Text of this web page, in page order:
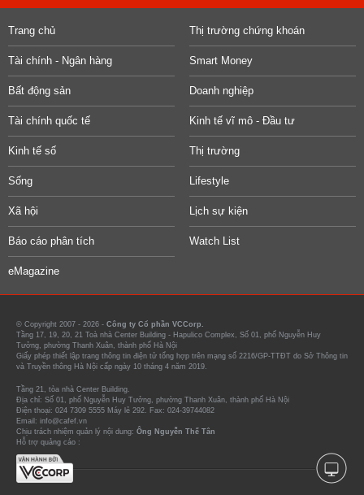
Trang chủ Thị trường chứng khoán
Tài chính - Ngân hàng Smart Money
Bất động sản Doanh nghiệp
Tài chính quốc tế Kinh tế vĩ mô - Đầu tư
Kinh tế số Thị trường
Sống Lifestyle
Xã hội Lịch sự kiện
Báo cáo phân tích Watch List
eMagazine
© Copyright 2007 - 2026 - Công ty Cổ phần VCCorp.
Tầng 17, 19, 20, 21 Toà nhà Center Building - Hapulico Complex, Số 01, phố Nguyễn Huy
Tưởng, phường Thanh Xuân, thành phố Hà Nội
Giấy phép thiết lập trang thông tin điện tử tổng hợp trên mạng số 2216/GP-TTĐT do Sở Thông tin
và Truyền thông Hà Nội cấp ngày 10 tháng 4 năm 2019.
Tầng 21, tòa nhà Center Building.
Địa chỉ: Số 01, phố Nguyễn Huy Tưởng, phường Thanh Xuân, thành phố Hà Nội
Điện thoại: 024 7309 5555 Máy lẻ 292. Fax: 024-39744082
Email: info@cafef.vn
Chịu trách nhiệm quản lý nội dung: Ông Nguyễn Thế Tân
Hỗ trợ quảng cáo :